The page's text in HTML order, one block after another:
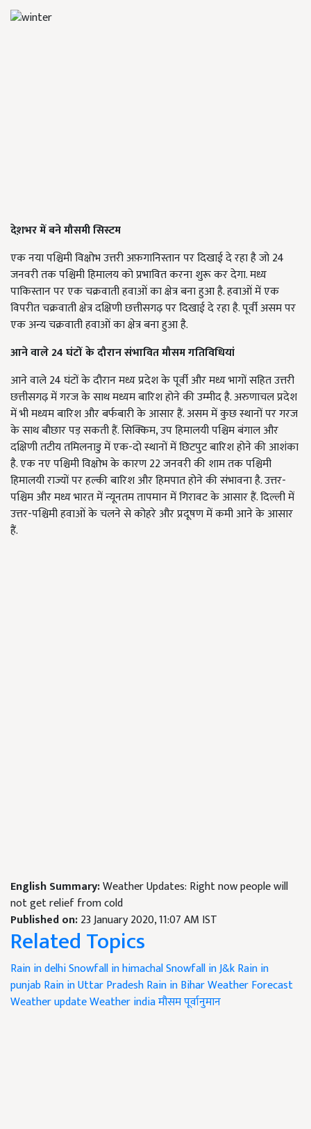
देश़भर में बने मौसमी सिस्टम
एक नया पश्चिमी विक्षोभ उत्तरी अफ़गानिस्तान पर दिखाई दे रहा है जो 24
जनवरी तक पश्चिमी हिमालय को प्रभावित करना शुरू कर देगा. मध्य
पाकिस्तान पर एक चक्रवाती हवाओं का क्षेत्र बना हुआ है. हवाओं में एक
विपरीत चक्रवाती क्षेत्र दक्षिणी छत्तीसगढ़ पर दिखाई दे रहा है. पूर्वी असम पर
एक अन्य चक्रवाती हवाओं का क्षेत्र बना हुआ है.
आने वाले24घंटों के दौरान संभावित मौसम गतिविधियां
आने वाले 24 घंटों के दौरान मध्य प्रदेश के पूर्वी और मध्य भागों सहित उत्तरी
छत्तीसगढ़ में गरज के साथ मध्यम बारिश होने की उम्मीद है. अरुणाचल प्रदेश
में भी मध्यम बारिश और बर्फबारी के आसार हैं. असम में कुछ स्थानों पर गरज
के साथ बौछार पड़ सकती हैं. सिक्किम, उप हिमालयी पश्चिम बंगाल और
दक्षिणी तटीय तमिलनाडु में एक-दो स्थानों में छिटपुट बारिश होने की आशंका
है. एक नए पश्चिमी विक्षोभ के कारण 22 जनवरी की शाम तक पश्चिमी
हिमालयी राज्यों पर हल्की बारिश और हिमपात होने की संभावना है. उत्तर-
पश्चिम और मध्य भारत में न्यूनतम तापमान में गिरावट के आसार हैं. दिल्ली में
उत्तर-पश्चिमी हवाओं के चलने से कोहरे और प्रदूषण में कमी आने के आसार
हैं.
English Summary:Weather Updates: Right now people will
not get relief from cold
Published on:23 January 2020, 11:07 AM IST
Related Topics
Rain in delhiSnowfall in himachalSnowfall in J&kRain in
punjab Rain in Uttar PradeshRain in BiharWeather Forecast
Weather updateWeather indiaमौसम पूर्वानुमान